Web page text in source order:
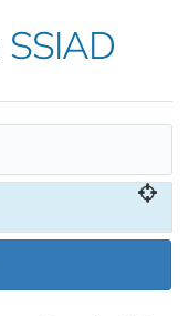
SSIAD